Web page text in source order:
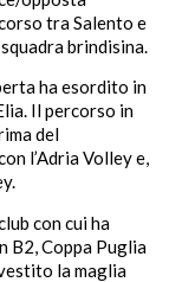
tra Salento e
brindisina.
ha esordito in
Il percorso in
del
l’Adria Volley e,
con cui ha
B2, Coppa Puglia
la maglia